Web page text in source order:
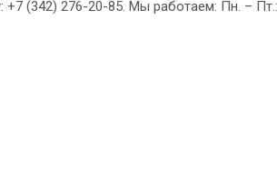
(342) 276-20-85. Мы работаем: Пн. –